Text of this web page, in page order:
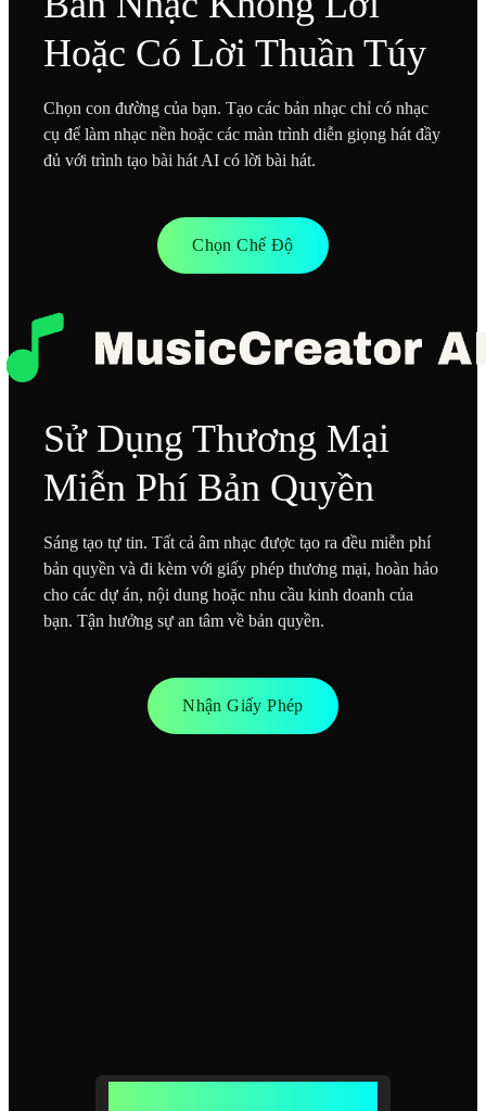
Hoặc Có Lời Thuần Túy
Chọn con đường của bạn. Tạo các bản nhạc chỉ có nhạc
cụ để làm nhạc nền hoặc các màn trình diễn giọng hát đầy
đủ với trình tạo bài hát AI có lời bài hát.
Chọn Chế Độ
Sử Dụng Thương Mại
Miễn Phí Bản Quyền
Sáng tạo tự tin. Tất cả âm nhạc được tạo ra đều miễn phí
bản quyền và đi kèm với giấy phép thương mại, hoàn hảo
cho các dự án, nội dung hoặc nhu cầu kinh doanh của
bạn. Tận hưởng sự an tâm về bản quyền.
Nhận Giấy Phép